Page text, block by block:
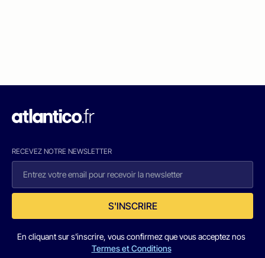
RECEVEZ NOTRE NEWSLETTER
S'INSCRIRE
En cliquant sur s'inscrire, vous confirmez que vous acceptez nos
Termes et Conditions